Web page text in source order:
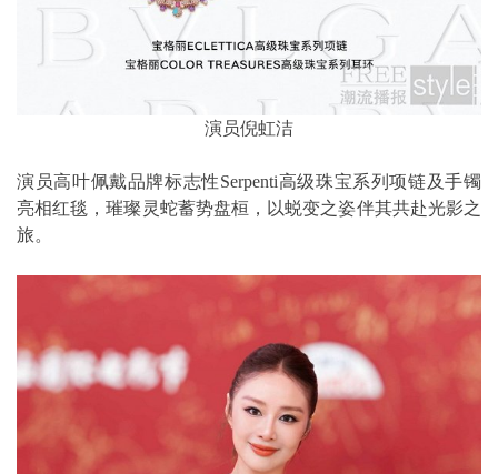
演员倪虹洁
演员高叶佩戴品牌标志性Serpenti高级珠宝系列项链及手镯
亮相红毯，璀璨灵蛇蓄势盘桓，以蜕变之姿伴其共赴光影之
旅。